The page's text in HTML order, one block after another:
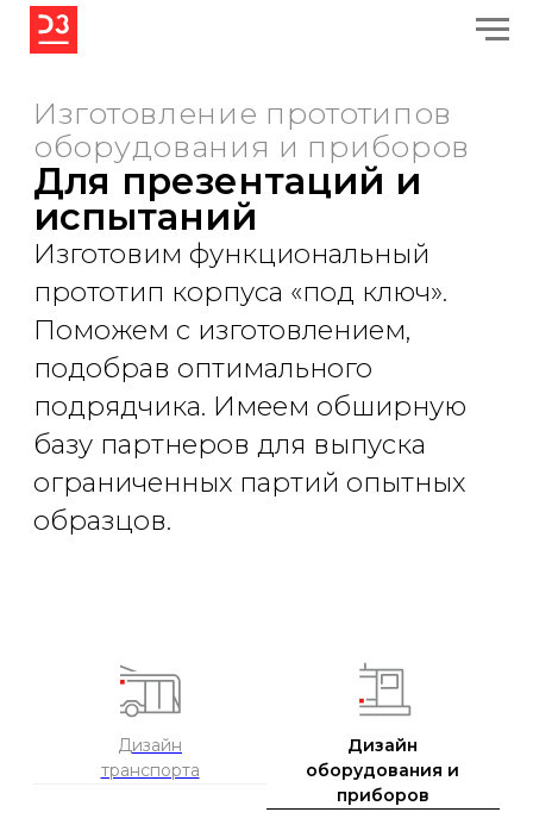
оборудования и приборов
Для презентаций и
испытаний
Изготовим функциональный
прототип корпуса «под ключ».
Поможем с изготовлением,
подобрав оптимального
подрядчика. Имеем обширную
базу партнеров для выпуска
ограниченных партий опытных
образцов.
Дизайн